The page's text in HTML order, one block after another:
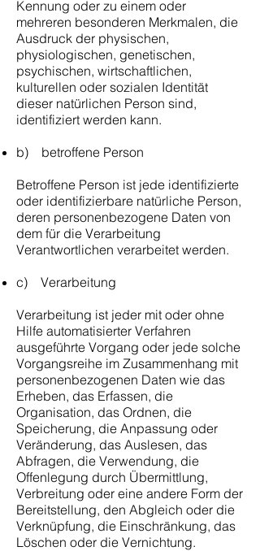
Kennung oder zu einem oder
mehreren besonderen Merkmalen, die
Ausdruck der physischen,
physiologischen, genetischen,
psychischen, wirtschaftlichen,
kulturellen oder sozialen Identität
dieser natürlichen Person sind,
identifiziert werden kann.
b) betroffene Person
Betroffene Person ist jede identifizierte
oder identifizierbare natürliche Person,
deren personenbezogene Daten von
dem für die Verarbeitung
Verantwortlichen verarbeitet werden.
c) Verarbeitung
Verarbeitung ist jeder mit oder ohne
Hilfe automatisierter Verfahren
ausgeführte Vorgang oder jede solche
Vorgangsreihe im Zusammenhang mit
personenbezogenen Daten wie das
Erheben, das Erfassen, die
Organisation, das Ordnen, die
Speicherung, die Anpassung oder
Veränderung, das Auslesen, das
Abfragen, die Verwendung, die
Offenlegung durch Übermittlung,
Verbreitung oder eine andere Form der
Bereitstellung, den Abgleich oder die
Verknüpfung, die Einschränkung, das
Löschen oder die Vernichtung.